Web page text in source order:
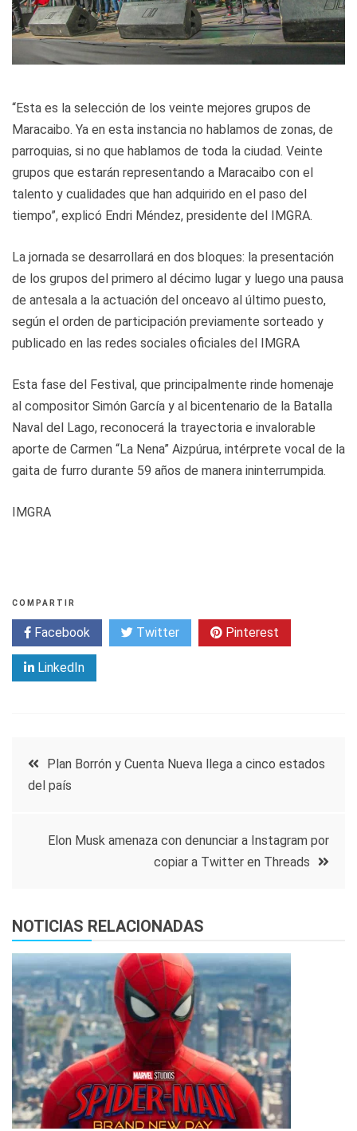
“Esta es la selección de los veinte mejores grupos de
Maracaibo. Ya en esta instancia no hablamos de zonas, de
parroquias, si no que hablamos de toda la ciudad. Veinte
grupos que estarán representando a Maracaibo con el
talento y cualidades que han adquirido en el paso del
tiempo”, explicó Endri Méndez, presidente del IMGRA.
La jornada se desarrollará en dos bloques: la presentación
de los grupos del primero al décimo lugar y luego una pausa
de antesala a la actuación del onceavo al último puesto,
según el orden de participación previamente sorteado y
publicado en las redes sociales oficiales del IMGRA
Esta fase del Festival, que principalmente rinde homenaje
al compositor Simón García y al bicentenario de la Batalla
Naval del Lago, reconocerá la trayectoria e invalorable
aporte de Carmen “La Nena” Aizpúrua, intérprete vocal de la
gaita de furro durante 59 años de manera ininterrumpida.
IMGRA
COMPARTIR
Facebook Twitter Pinterest
LinkedIn
Navegación
entradas
Plan Borrón y Cuenta Nueva llega a cinco estados
del país
Elon Musk amenaza con denunciar a Instagram por
copiar a Twitter en Threads
NOTICIAS RELACIONADAS